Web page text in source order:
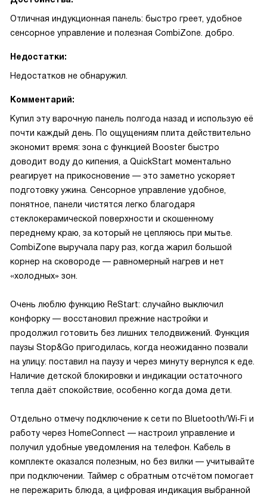
Отличная индукционная панель: быстро греет, удобное
сенсорное управление и полезная CombiZone. добро.
Недостатки:
Недостатков не обнаружил.
Комментарий:
Купил эту варочную панель полгода назад и использую её
почти каждый день. По ощущениям плита действительно
экономит время: зона с функцией Booster быстро
доводит воду до кипения, а QuickStart моментально
реагирует на прикосновение — это заметно ускоряет
подготовку ужина. Сенсорное управление удобное,
понятное, панели чистятся легко благодаря
стеклокерамической поверхности и скошенному
переднему краю, за который не цепляюсь при мытье.
CombiZone выручала пару раз, когда жарил большой
корнер на сковороде — равномерный нагрев и нет
«холодных» зон.
Очень люблю функцию ReStart: случайно выключил
конфорку — восстановил прежние настройки и
продолжил готовить без лишних телодвижений. Функция
паузы Stop&Go пригодилась, когда неожиданно позвали
на улицу: поставил на паузу и через минуту вернулся к еде.
Наличие детской блокировки и индикации остаточного
тепла даёт спокойствие, особенно когда дома дети.
Отдельно отмечу подключение к сети по Bluetooth/Wi‑Fi и
работу через HomeConnect — настроил управление и
получил удобные уведомления на телефон. Кабель в
комплекте оказался полезным, но без вилки — учитывайте
при подключении. Таймер с обратным отсчётом помогает
не пережарить блюда, а цифровая индикация выбранной